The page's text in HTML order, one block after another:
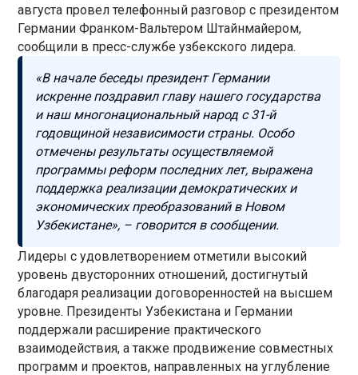
августа провел телефонный разговор с президентом
Германии Франком-Вальтером Штайнмайером,
сообщили в пресс-службе узбекского лидера.
«В начале беседы президент Германии
искренне поздравил главу нашего государства
и наш многонациональный народ с 31-й
годовщиной независимости страны. Особо
отмечены результаты осуществляемой
программы реформ последних лет, выражена
поддержка реализации демократических и
экономических преобразований в Новом
Узбекистане», – говорится в сообщении.
Лидеры с удовлетворением отметили высокий
уровень двусторонних отношений, достигнутый
благодаря реализации договоренностей на высшем
уровне. Президенты Узбекистана и Германии
поддержали расширение практического
взаимодействия, а также продвижение совместных
программ и проектов, направленных на углубление